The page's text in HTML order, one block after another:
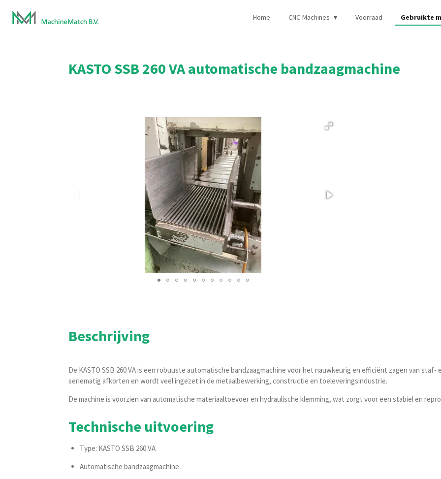
Ga
direct
Home CNC-Machines Voorraad Gebruikte
KASTO SSB 260 VA automatische bandzaagmachine
Beschrijving
De KASTO SSB 260 VA is een robuuste automatische bandzaagmachine voor het nauwkeurig en efficiënt zagen van
seriematig afkorten en wordt veel ingezet in de metaalbewerking, constructie en toeleveringsindustrie.
De machine is voorzien van automatische materiaaltoevoer en hydraulische klemming, wat zorgt voor een stabiel en
Technische uitvoering
Type: KASTO SSB 260 VA
Automatische bandzaagmachine